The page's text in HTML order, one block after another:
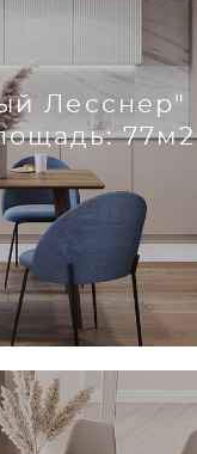
Лесснер"
77м2